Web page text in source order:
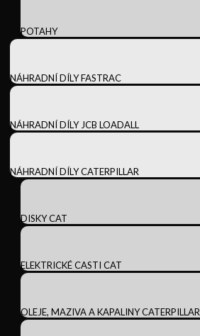
POTAHY
NÁHRADNÍ DÍLY FASTRAC
NÁHRADNÍ DÍLY JCB LOADALL
NÁHRADNÍ DÍLY CATERPILLAR
DISKY CAT
ELEKTRICKÉ CASTI CAT
OLEJE, MAZIVA A KAPALINY CATERPILLAR